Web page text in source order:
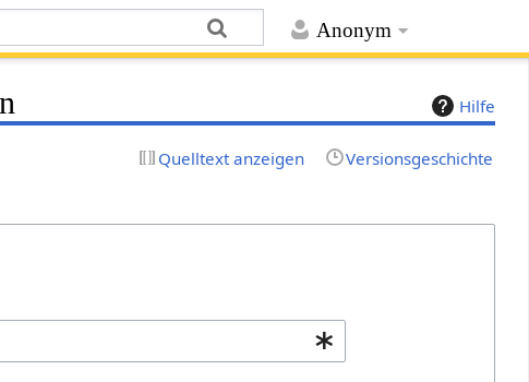
Anonym
Hilfe
Quelltext anzeigen Versionsgeschichte